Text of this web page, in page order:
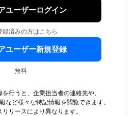
ユーザーログイン
録済みの方はこちら
ユーザー新規登録
無料
行うと、企業担当者の連絡先や、
など様々な特記情報を閲覧できます。
リースにより異なります。